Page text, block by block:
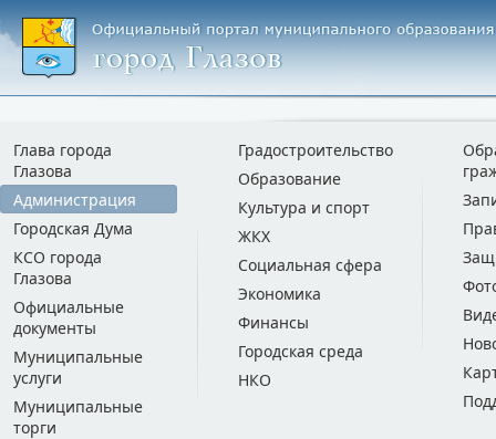
Глава города
Глазова
Администрация
Городская Дума
КСО города
Глазова
Официальные
документы
Муниципальные
услуги
Муниципальные
торги
Градостроительство
Образование
Культура и спорт
ЖКХ
Социальная сфера
Экономика
Финансы
Городская среда
НКО